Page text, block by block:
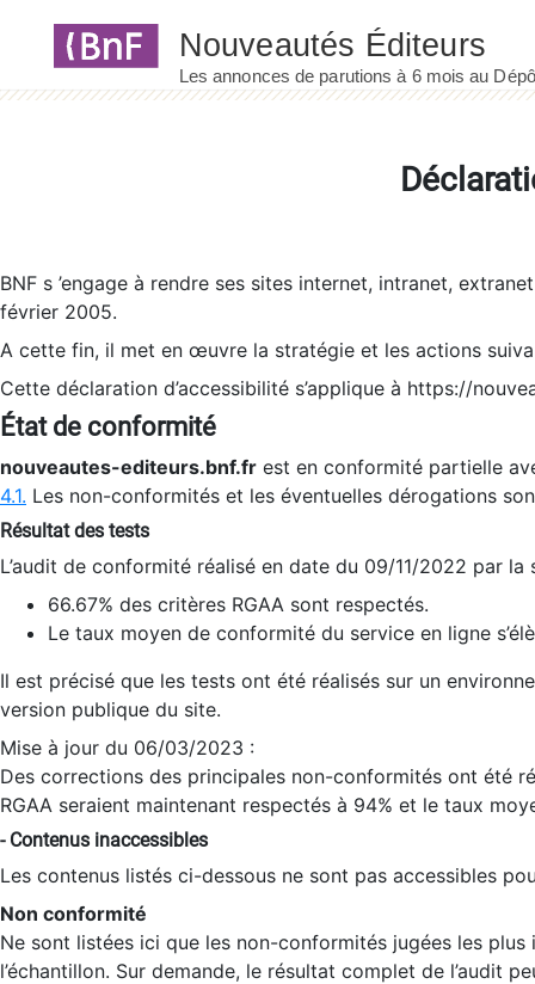
BNF s ’engage à rendre ses sites internet, intranet,
février 2005.
A cette fin, il met en œuvre la stratégie et les actions
Cette déclaration d’accessibilité s’applique à https://
État de conformité
nouveautes-editeurs.bnf.fr est en conformité partielle
4.1. Les non-conformités et les éventuelles dérogations
Résultat des tests
L’audit de conformité réalisé en date du 09/11/2022 par
66.67% des critères RGAA sont respectés.
Le taux moyen de conformité du service en ligne
Il est précisé que les tests ont été réalisés sur un
version publique du site.
Mise à jour du 06/03/2023 :
Des corrections des principales non-conformités ont été
RGAA seraient maintenant respectés à 94% et le taux
- Contenus inaccessibles
Les contenus listés ci-dessous ne sont pas accessibles
Non conformité
Ne sont listées ici que les non-conformités jugées les
l’échantillon. Sur demande, le résultat complet de l’audit